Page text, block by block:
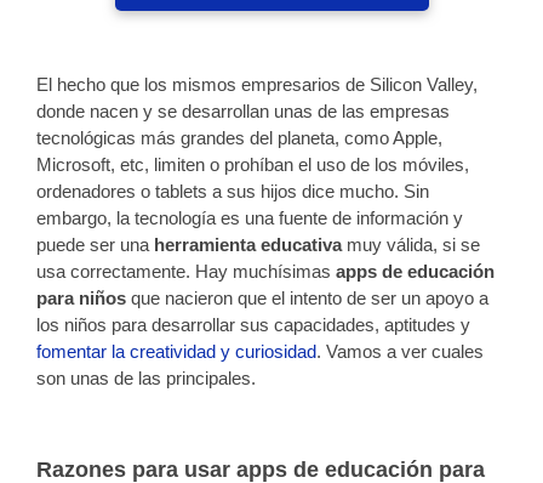
El hecho que los mismos empresarios de Silicon Valley,
donde nacen y se desarrollan unas de las empresas
tecnológicas más grandes del planeta, como Apple,
Microsoft, etc, limiten o prohíban el uso de los móviles,
ordenadores o tablets a sus hijos dice mucho. Sin
embargo, la tecnología es una fuente de información y
puede ser una herramienta educativamuy válida, si se
usa correctamente. Hay muchísimas apps de educación
para niños que nacieron que el intento de ser un apoyo a
los niños para desarrollar sus capacidades, aptitudes y
fomentar la creatividad y curiosidad. Vamos a ver cuales
son unas de las principales.
Razones para usar apps de educación para